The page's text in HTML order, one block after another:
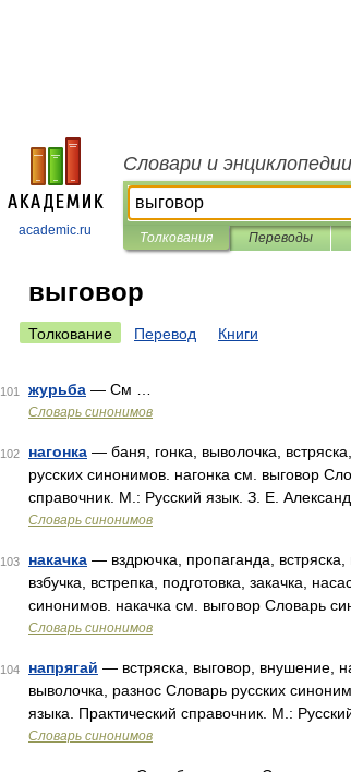
academic.ru
Словари и
Толкования Переводы
выговор
Толкование Перевод Книги
101 журьба — См …
Словарь синонимов
102 нагонка — баня, гонка, выволочка,
русских синонимов. нагонка см. выговор
справочник. М.: Русский язык. З. Е.
Словарь синонимов
103 накачка — вздрючка, пропаганда, встряска,
взбучка, встрепка, подготовка, закачка,
синонимов. накачка см. выговор Словарь
Словарь синонимов
104 напрягай — встряска, выговор, внушение,
выволочка, разнос Словарь русских
языка. Практический справочник. М.:
Словарь синонимов